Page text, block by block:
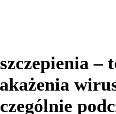
–